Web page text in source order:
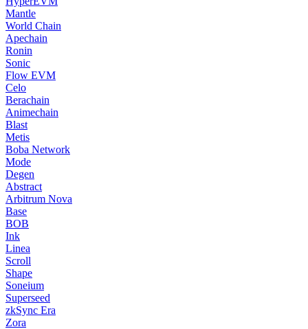
Mantle
World Chain
Apechain
Ronin
Sonic
Flow EVM
Celo
Berachain
Animechain
Blast
Metis
Boba Network
Mode
Degen
Abstract
Arbitrum Nova
Base
BOB
Ink
Linea
Scroll
Shape
Soneium
Superseed
zkSync Era
Zora